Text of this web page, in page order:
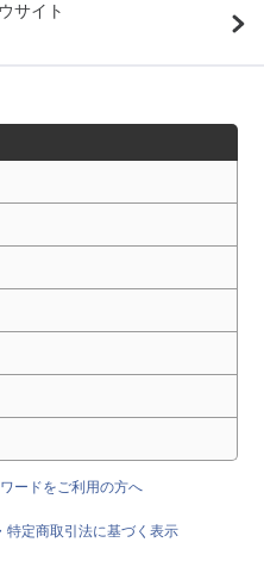
サイト
ードをご利用の方へ
・特定商取引法に基づく表示